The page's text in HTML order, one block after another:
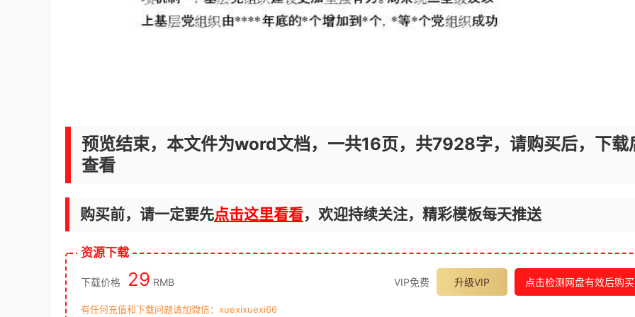
预览结束，本文件为word文档，一共16页，共7928字，请购买后，下载
查看
购买前，请一定要先点击这里看看，欢迎持续关注，精彩模板每天推送
资源下载
下载价格 29 RMB VIP免费 升级VIP 点击检测网盘有效后购买
有任何充值和下载问题请加微信：xuexixuexi66